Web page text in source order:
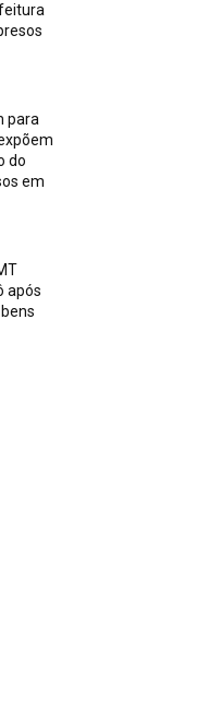
para
do
em
após